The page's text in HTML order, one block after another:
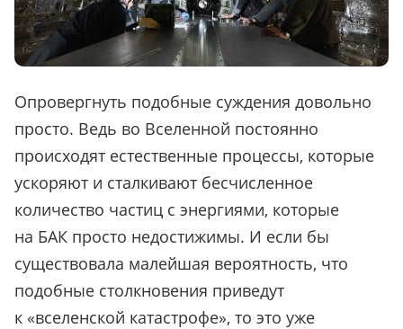
Опровергнуть подобные суждения довольно
просто. Ведь во Вселенной постоянно
происходят естественные процессы, которые
ускоряют и сталкивают бесчисленное
количество частиц с энергиями, которые
на БАК просто недостижимы. И если бы
существовала малейшая вероятность, что
подобные столкновения приведут
к «вселенской катастрофе», то это уже